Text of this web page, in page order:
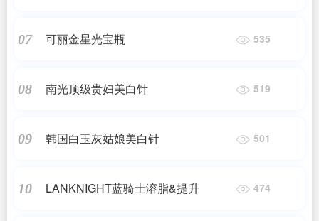
07 可丽金星光宝瓶 535
08 南光顶级贵妇美白针 519
09 韩国白玉灰姑娘美白针 501
10 LANKNIGHT蓝骑士溶脂&提升 474